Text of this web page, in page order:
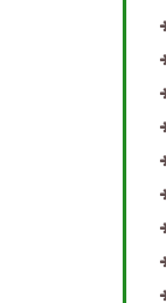
(